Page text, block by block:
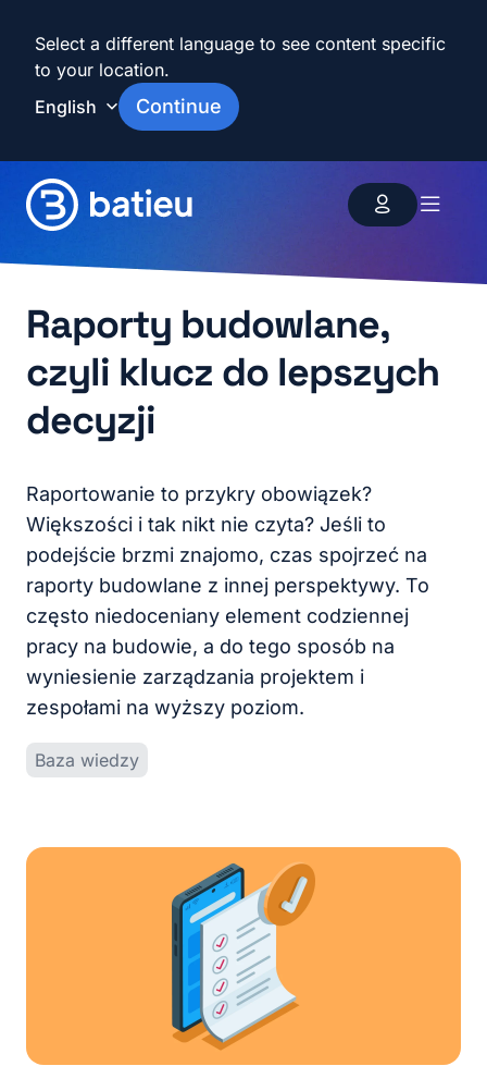
Select a different language to see content specific
to your location.
Continue
Funkcje
Zasoby
Plany i cennik
Raporty budowlane,
czyli klucz do lepszych
decyzji
Raportowanie to przykry obowiązek?
Większości i tak nikt nie czyta? Jeśli to
podejście brzmi znajomo, czas spojrzeć na
raporty budowlane z innej perspektywy. To
często niedoceniany element codziennej
pracy na budowie, a do tego sposób na
wyniesienie zarządzania projektem i
zespołami na wyższy poziom.
Baza wiedzy